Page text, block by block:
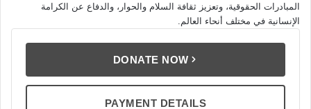
المبادرات الحقوقية، وتعزيز ثقافة السلام والحوار، والدفاع عن الكرامة
الإنسانية في مختلف أنحاء العالم.
DONATE NOW
PAYMENT DETAILS